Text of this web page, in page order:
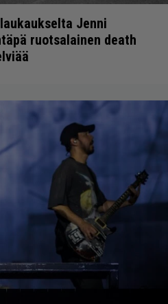
Jenni
ruotsalainen death